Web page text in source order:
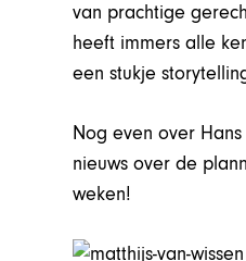
van prachtige
heeft immers alle
een stukje
Nog even over
nieuws over de
weken!